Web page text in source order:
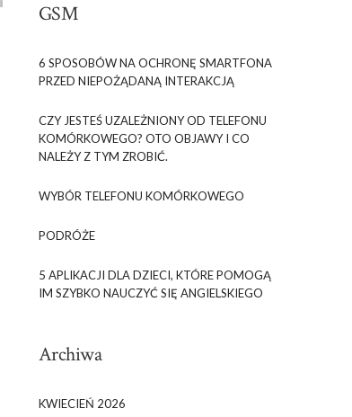
GSM
6 SPOSOBÓW NA OCHRONĘ SMARTFONA
PRZED NIEPOŻĄDANĄ INTERAKCJĄ
CZY JESTEŚ UZALEŻNIONY OD TELEFONU
KOMÓRKOWEGO? OTO OBJAWY I CO
NALEŻY Z TYM ZROBIĆ.
WYBÓR TELEFONU KOMÓRKOWEGO
PODRÓŻE
5 APLIKACJI DLA DZIECI, KTÓRE POMOGĄ
IM SZYBKO NAUCZYĆ SIĘ ANGIELSKIEGO
Archiwa
KWIECIEŃ 2026